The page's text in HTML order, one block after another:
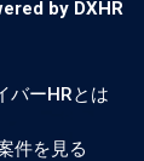
by DXHR
バーHRとは
件を見る